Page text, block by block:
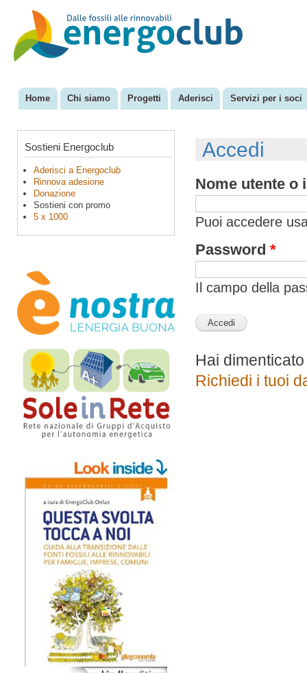
EnergoClub
per la
riconversione
del sistema
Menu principale
Home Chi siamo Progetti Aderisci Servizi per i soci
Sostieni Energoclub
Aderisci a Energoclub
Rinnova adesione
Donazione
Sostieni con promo
5 x 1000
Accedi
Nome utente
Puoi accedere
Password *
Il campo della
Hai
Richiedi i tuoi